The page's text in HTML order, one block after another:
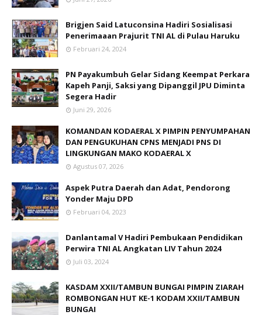
Brigjen Said Latuconsina Hadiri Sosialisasi
Penerimaaan Prajurit TNI AL di Pulau Haruku
Februari 24, 2024
PN Payakumbuh Gelar Sidang Keempat Perkara
Kapeh Panji, Saksi yang Dipanggil JPU Diminta
Segera Hadir
Juni 29, 2026
KOMANDAN KODAERAL X PIMPIN PENYUMPAHAN
DAN PENGUKUHAN CPNS MENJADI PNS DI
LINGKUNGAN MAKO KODAERAL X
Agustus 07, 2026
Aspek Putra Daerah dan Adat, Pendorong
Yonder Maju DPD
Februari 04, 2023
Danlantamal V Hadiri Pembukaan Pendidikan
Perwira TNI AL Angkatan LIV Tahun 2024
Juli 03, 2024
KASDAM XXII/TAMBUN BUNGAI PIMPIN ZIARAH
ROMBONGAN HUT KE-1 KODAM XXII/TAMBUN
BUNGAI